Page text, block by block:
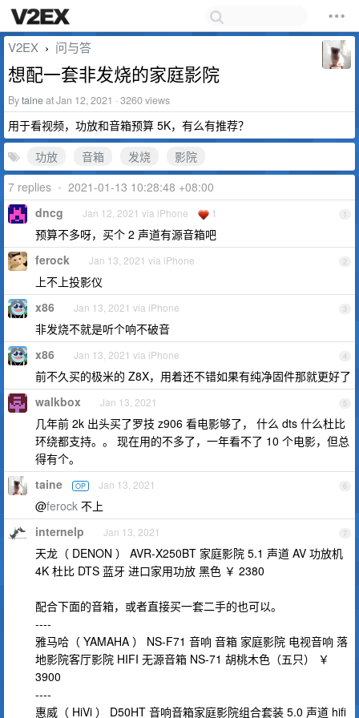
V2EX › 问与答
想配一套非发烧的家庭影院
Bytaineat Jan 12, 2021 · 3260 views
用于看视频，功放和音箱预算 5K，有么有推荐？
功放
音箱 发烧
影院
7 replies • 2021-01-13 10:28:48 +08:00
1
dncg Jan 12, 2021 via iPhone 1
预算不多呀，买个 2 声道有源音箱吧
2
ferock Jan 13, 2021 via iPhone
上不上投影仪
3
x86 Jan 13, 2021 via iPhone
非发烧不就是听个响不破音
4
x86 Jan 13, 2021 via iPhone
前不久买的极米的 Z8X，用着还不错如果有纯净固件那就更好了
5
walkbox Jan 13, 2021
几年前 2k 出头买了罗技 z906 看电影够了， 什么 dts 什么杜比
环绕都支持。。 现在用的不多了，一年看不了 10 个电影，但总
得有个。
6
taine OP Jan 13, 2021
@ferock 不上
7
internelp Jan 13, 2021
天龙（ DENON ） AVR-X250BT 家庭影院 5.1 声道 AV 功放机
4K 杜比 DTS 蓝牙 进口家用功放 黑色 ￥ 2380
配合下面的音箱，或者直接买一套二手的也可以。
----
雅马哈（ YAMAHA ） NS-F71 音响 音箱 家庭影院 电视音响 落
地影院客厅影院 HIFI 无源音箱 NS-71 胡桃木色（五只） ￥
3900
----
惠威（ HiVi ） D50HT 音响音箱家庭影院组合套装 5.0 声道 hifi